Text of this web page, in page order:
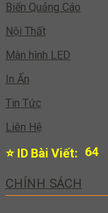
Biển Quảng Cáo
Nội Thất
Màn hình LED
In Ấn
Tin Tức
Liên Hệ
⭐ ID Bài Viết: 63
CHÍNH SÁCH